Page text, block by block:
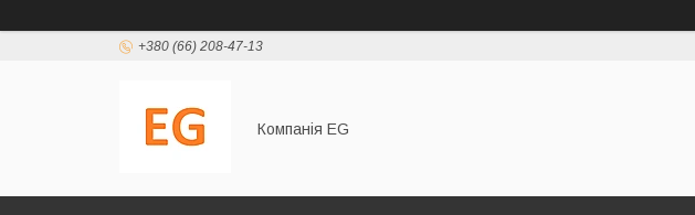
+380 (66) 208-47-13
Компанія EG